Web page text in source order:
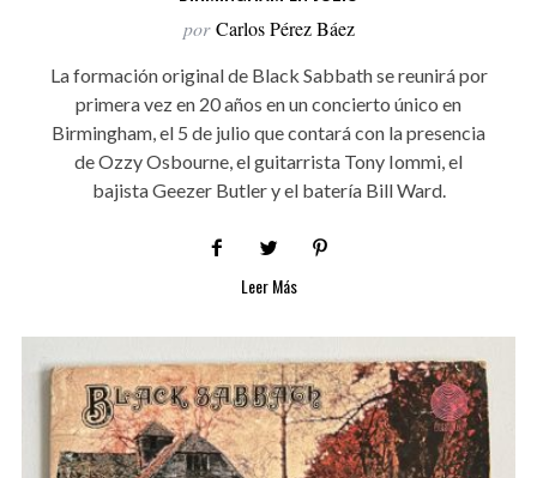
por Carlos Pérez Báez
La formación original de Black Sabbath se reunirá por
primera vez en 20 años en un concierto único en
Birmingham, el 5 de julio que contará con la presencia
de Ozzy Osbourne, el guitarrista Tony Iommi, el
bajista Geezer Butler y el batería Bill Ward.
Leer Más